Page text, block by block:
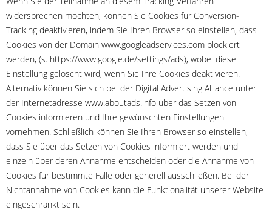
widersprechen möchten, können Sie Cookies für Conversion-
Tracking deaktivieren, indem Sie Ihren Browser so einstellen, dass
Cookies von der Domain www.googleadservices.com blockiert
werden, (s. https://www.google.de/settings/ads), wobei diese
Einstellung gelöscht wird, wenn Sie Ihre Cookies deaktivieren.
Alternativ können Sie sich bei der Digital Advertising Alliance unter
der Internetadresse www.aboutads.info über das Setzen von
Cookies informieren und Ihre gewünschten Einstellungen
vornehmen. Schließlich können Sie Ihren Browser so einstellen,
dass Sie über das Setzen von Cookies informiert werden und
einzeln über deren Annahme entscheiden oder die Annahme von
Cookies für bestimmte Fälle oder generell ausschließen. Bei der
Nichtannahme von Cookies kann die Funktionalität unserer Website
eingeschränkt sein.